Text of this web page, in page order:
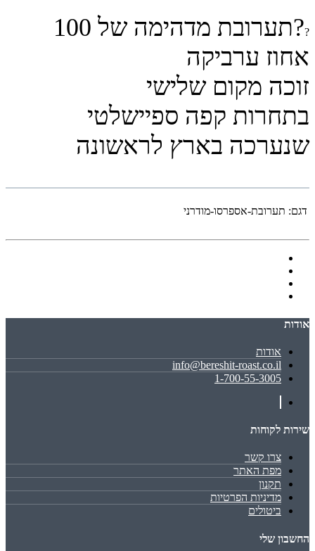
?
?תערובת מדהימה של 100
אחוז ערביקה
זוכה מקום שלישי
בתחרות קפה ספיישלטי
שנערכה בארץ לראשונה
דגם: תערובת-אספרסו-מודרני
אודות
אודות
info@bereshit-roast.co.il
1-700-55-3005
שירות לקוחות
צרו קשר
מפת האתר
תקנון
מדיניות הפרטיות
ביטולים
החשבון שלי